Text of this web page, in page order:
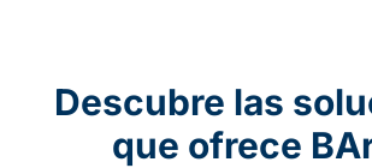
Descubre las
que ofrece